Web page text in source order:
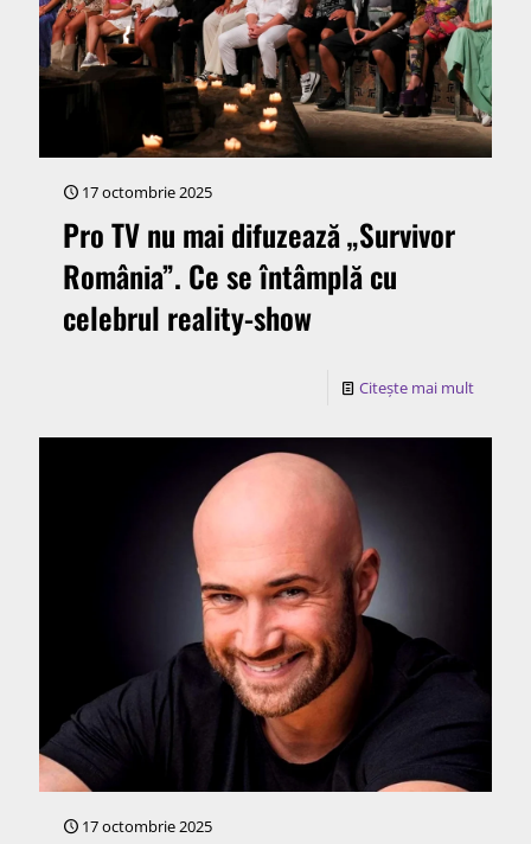
17 octombrie 2025
Pro TV nu mai difuzează „Survivor
România”. Ce se întâmplă cu
celebrul reality-show
Citește mai mult
17 octombrie 2025